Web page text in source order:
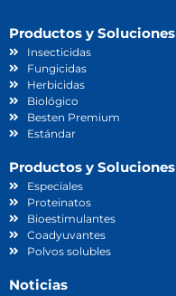
Productos y Soluciones
Insecticidas
Fungicidas
Herbicidas
Biológico
Besten Premium
Estándar
Productos y Soluciones
Especiales
Proteinatos
Bioestimulantes
Coadyuvantes
Polvos solubles
Noticias